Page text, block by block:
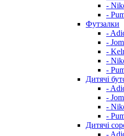
-
-
Футзалки
-
-
-
-
-
Дитячі
-
-
-
-
Дитячі
-